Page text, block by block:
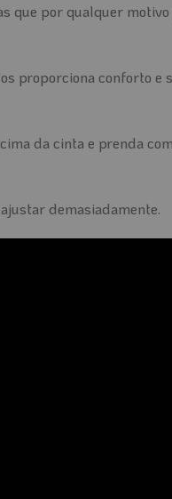
que por qualquer
proporciona conforto e
da cinta e prenda
demasiadamente.